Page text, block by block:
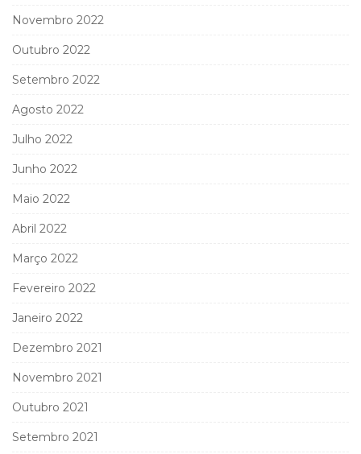
Novembro 2022
Outubro 2022
Setembro 2022
Agosto 2022
Julho 2022
Junho 2022
Maio 2022
Abril 2022
Março 2022
Fevereiro 2022
Janeiro 2022
Dezembro 2021
Novembro 2021
Outubro 2021
Setembro 2021